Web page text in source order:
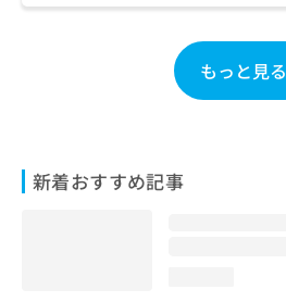
もっと見る
新着おすすめ記事
お
ち